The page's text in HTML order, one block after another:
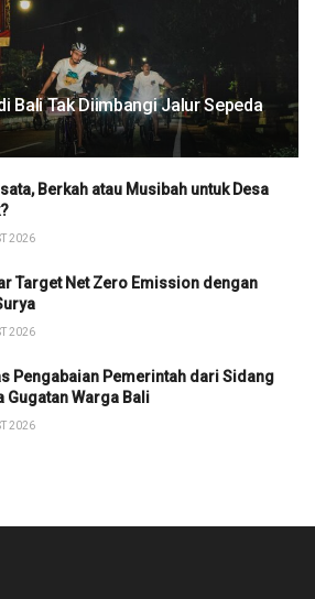
Bali Tak Diimbangi Jalur Sepeda
Berkah atau Musibah untuk Desa
2026
Target Net Zero Emission dengan
2026
Pengabaian Pemerintah dari Sidang
Gugatan Warga Bali
2026